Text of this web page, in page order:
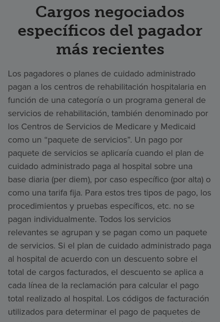
Cargos negociados
específicos del pagador
más recientes
Los pagadores o planes de cuidado administrado
pagan a los centros de rehabilitación hospitalaria en
función de una categoría o un programa general de
servicios de rehabilitación, también denominado por
los Centros de Servicios de Medicare y Medicaid
como un “paquete de servicios”. Un pago por
paquete de servicios se aplicaría cuando el plan de
cuidado administrado paga al hospital sobre una
base diaria (per diem), por caso específico (por alta) o
como una tarifa fija. Para estos tres tipos de pago, los
procedimientos y pruebas específicos, etc. no se
pagan individualmente. Todos los servicios
relevantes se agrupan y se pagan como un paquete
de servicios. Si el plan de cuidado administrado paga
al hospital de acuerdo con un descuento sobre el
total de cargos facturados, el descuento se aplica a
cada línea de la reclamación para calcular el pago
total realizado al hospital. Los códigos de facturación
utilizados para determinar el pago de paquetes de